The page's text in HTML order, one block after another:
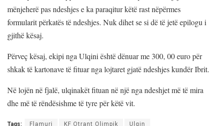
mënjeherë pas ndeshjes e ka paraqitur këtë rast nëpërmes
formularit përkatës të ndeshjes. Nuk dihet se si dë të jetë epilogu i
gjithë kësaj.
Përveç kësaj, ekipi nga Ulqini është dënuar me 300, 00 euro për
shkak të kartonave të fituar nga lojtaret gjatë ndeshjes kundër Ibrit.
Në lojën në fjalë, ulqinakët fituan në një nga ndeshjet më të mira
dhe më të rëndësishme të tyre për këtë vit.
Tags: Flamuri KF Otrant Olimpik Ulqin